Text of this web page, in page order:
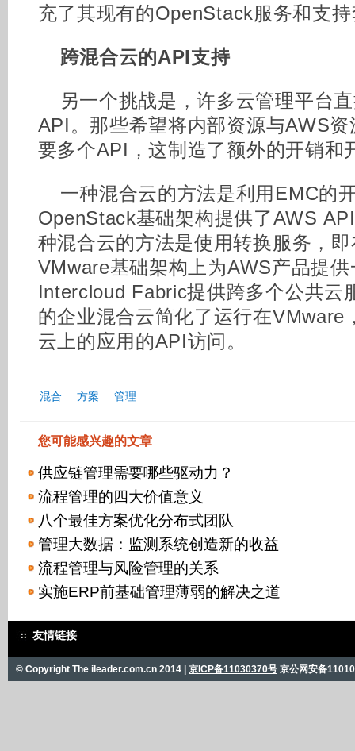
充了其现有的OpenStack服务和支
跨混合云的API支持
另一个挑战是，许多云管理平台
API。那些希望将内部资源与AWS
要多个API，这制造了额外的开销和
一种混合云的方法是利用EMC的
OpenStack基础架构提供了AWS
种混合云的方法是使用转换服务，
VMware基础架构上为AWS产品提
Intercloud Fabric提供跨多个公共云
的企业混合云简化了运行在VMware
云上的应用的API访问。
混合 方案 管理
您可能感兴趣的文章
供应链管理需要哪些驱动力？
流程管理的四大价值意义
八个最佳方案优化分布式团队
管理大数据：监测系统创造新的收益
流程管理与风险管理的关系
实施ERP前基础管理薄弱的解决之道
友情链接
© Copyright The ileader.com.cn 2014 | 京ICP备11030370号 京公网安备